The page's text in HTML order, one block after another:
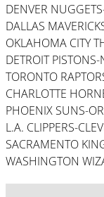
DENVER
DALLAS
OKLAHOMA CITY
DETROIT
TORONTO
CHARLOTTE
PHOENIX SUNS-
L.A. CLIPPERS-
SACRAMENTO
WASHINGTON